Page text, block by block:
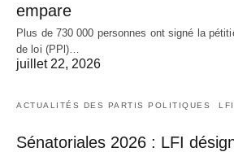
empare
Plus de 730 000 personnes ont signé la
de loi (PPl)…
juillet 22, 2026
ACTUALITÉS DES PARTIS POLITIQUES LFI
Sénatoriales 2026 : LFI